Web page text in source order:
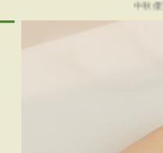
中秋優選